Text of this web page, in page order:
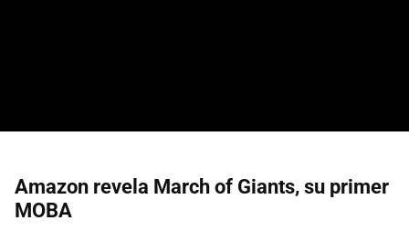
Amazon revela March of Giants, su primer
MOBA